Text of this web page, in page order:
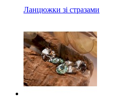
Ланцюжки зі стразами